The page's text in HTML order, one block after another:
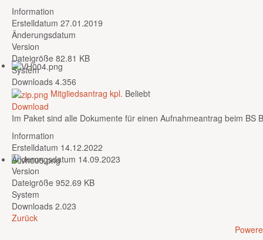
Information
Erstelldatum 27.01.2019
Änderungsdatum
Version
Dateigröße 82.81 KB
System
Downloads 4.356
Mitgliedsantrag kpl. Beliebt
Download
Im Paket sind alle Dokumente für einen Aufnahmeantrag beim BS
Information
Erstelldatum 14.12.2022
Änderungsdatum 14.09.2023
Version
Dateigröße 952.69 KB
System
Downloads 2.023
Zurück